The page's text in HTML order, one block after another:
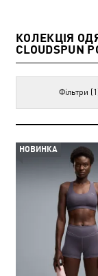
КОЛЕКЦІЯ
CLOUDSPUN
Фільтри
НОВИНКА